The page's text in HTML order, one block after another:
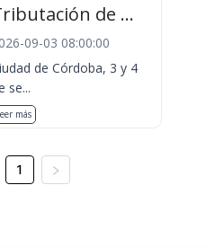
de ...
09-03 08:00:00
de Córdoba, 3 y 4
se...
más
1